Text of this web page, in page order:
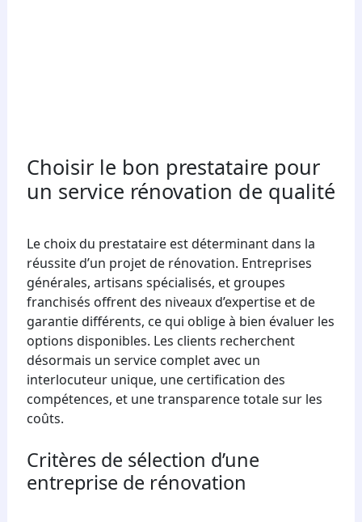
Choisir le bon prestataire pour
un service rénovation de qualité
Le choix du prestataire est déterminant dans la
réussite d’un projet de rénovation. Entreprises
générales, artisans spécialisés, et groupes
franchisés offrent des niveaux d’expertise et de
garantie différents, ce qui oblige à bien évaluer les
options disponibles. Les clients recherchent
désormais un service complet avec un
interlocuteur unique, une certification des
compétences, et une transparence totale sur les
coûts.
Critères de sélection d’une
entreprise de rénovation